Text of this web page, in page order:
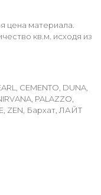
цена материала.
кв.м. исходя из
CEMENTO, DUNA,
PALAZZO,
ZEN, Бархат, ЛАЙТ